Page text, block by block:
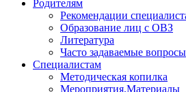
Родителям
Рекомендации
Образование лиц с ОВЗ
Литература
Часто задаваемые вопросы
Специалистам
Методическая копилка
Мероприятия.Материалы